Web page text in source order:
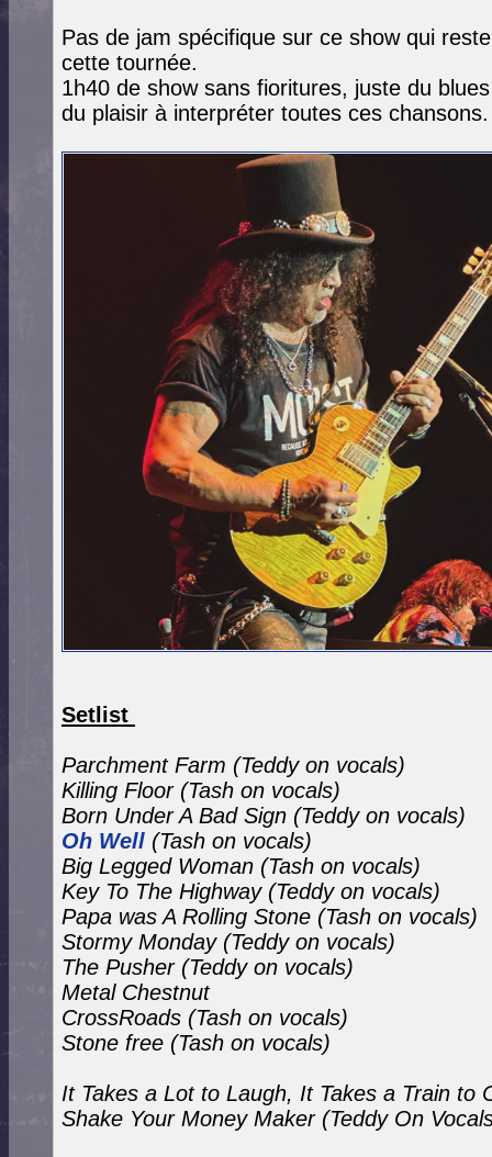
Pas de jam spécifique sur ce show qui
cette tournée.
1h40 de show sans fioritures, juste du
du plaisir à interpréter toutes ces chansons.
Setlist
Parchment Farm (Teddy on vocals)
Killing Floor (Tash on vocals)
Born Under A Bad Sign (Teddy on vocals)
Oh Well (Tash on vocals)
Big Legged Woman (Tash on vocals)
Key To The Highway (Teddy on vocals)
Papa was A Rolling Stone (Tash on vocals)
Stormy Monday (Teddy on vocals)
The Pusher (Teddy on vocals)
Metal Chestnut
CrossRoads (Tash on vocals)
Stone free (Tash on vocals)
It Takes a Lot to Laugh, It Takes a Train to
Shake Your Money Maker (Teddy On